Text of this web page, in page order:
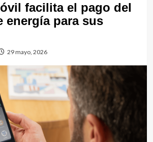
facilita el pago del
energía para sus
29 mayo, 2026